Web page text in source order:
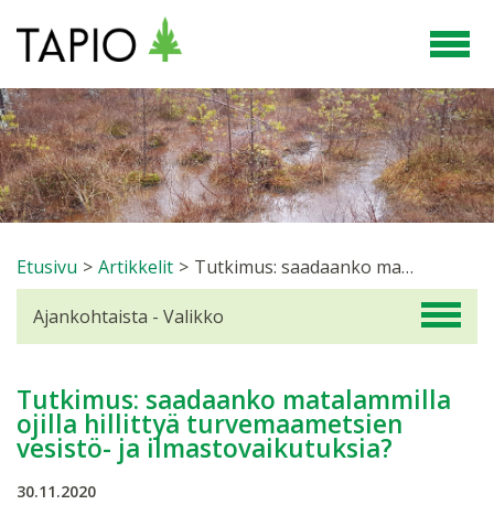
Etusivu > Artikkelit > Tutkimus: saadaanko matalammilla ojilla hillittyä turvemaametsien vesistö- ja ilmastovaikutuksia?
Tutkimus: saadaanko matalammilla
ojilla hillittyä turvemaametsien
vesistö- ja ilmastovaikutuksia?
30.11.2020
Ajankohtaista - Valikko